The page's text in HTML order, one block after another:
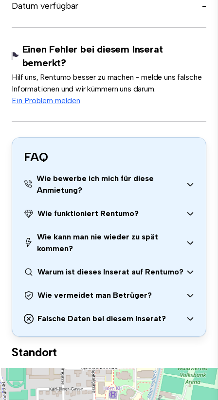
Datum verfügbar
-
Einen Fehler bei diesem Inserat
bemerkt?
Hilf uns, Rentumo besser zu machen - melde uns falsche
Informationen und wir kümmern uns darum.
Ein Problem melden
FAQ
Wie bewerbe ich mich für diese
Anmietung?
Wie funktioniert Rentumo?
Wie kann man nie wieder zu spät
kommen?
Warum ist dieses Inserat auf Rentumo?
Wie vermeidet man Betrüger?
Falsche Daten bei diesem Inserat?
Standort